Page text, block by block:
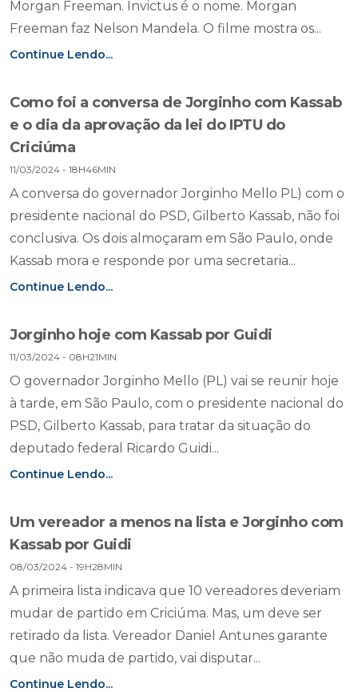
Morgan Freeman. Invictus é o nome. Morgan
Freeman faz Nelson Mandela. O filme mostra os...
Continue Lendo...
Como foi a conversa de Jorginho com Kassab
e o dia da aprovação da lei do IPTU do
Criciúma
11/03/2024 - 18H46MIN
A conversa do governador Jorginho Mello PL) com o
presidente nacional do PSD, Gilberto Kassab, não foi
conclusiva. Os dois almoçaram em São Paulo, onde
Kassab mora e responde por uma secretaria...
Continue Lendo...
Jorginho hoje com Kassab por Guidi
11/03/2024 - 08H21MIN
O governador Jorginho Mello (PL) vai se reunir hoje
à tarde, em São Paulo, com o presidente nacional do
PSD, Gilberto Kassab, para tratar da situação do
deputado federal Ricardo Guidi...
Continue Lendo...
Um vereador a menos na lista e Jorginho com
Kassab por Guidi
08/03/2024 - 19H28MIN
A primeira lista indicava que 10 vereadores deveriam
mudar de partido em Criciúma. Mas, um deve ser
retirado da lista. Vereador Daniel Antunes garante
que não muda de partido, vai disputar...
Continue Lendo...